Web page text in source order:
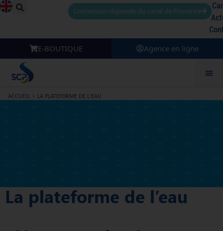
Concession régionale du canal de Provence
E-BOUTIQUE Agence en ligne
ACCUEIL > LA PLATEFORME DE L’EAU
La plateforme de l’eau